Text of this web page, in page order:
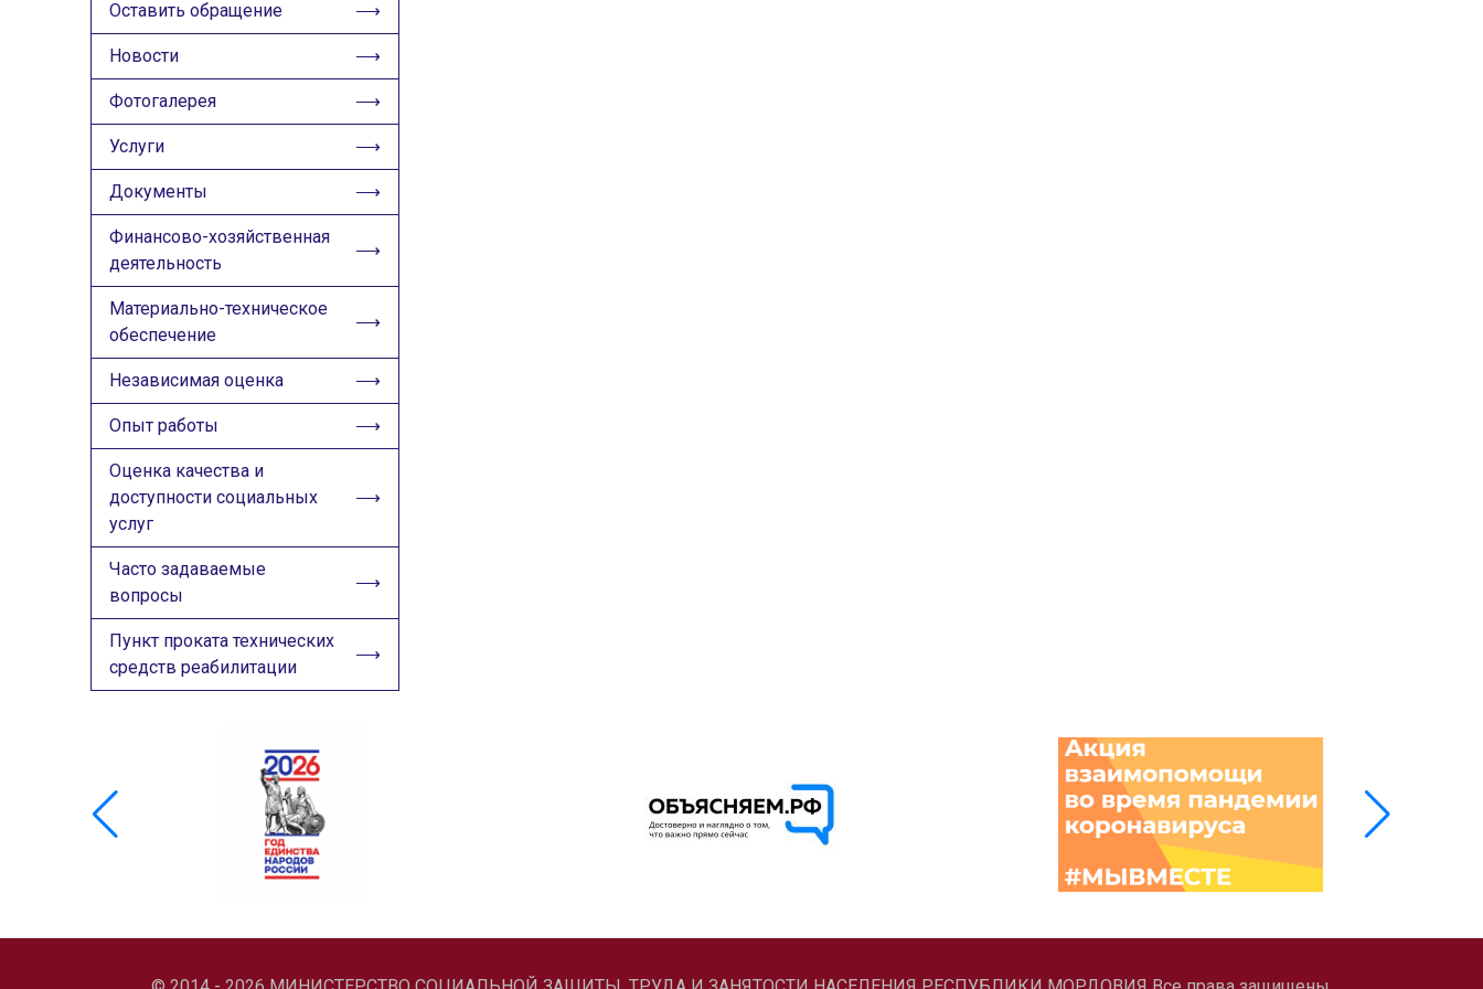
ИЗОБРАЖЕНИЯ
🔊 Включить озвучивание
Настройки по умолчанию
Оставить обращение
Новости
Фотогалерея
Услуги
Документы
Финансово-хозяйственная
деятельность
Материально-техническое
обеспечение
Независимая оценка
Опыт работы
Оценка качества и
доступности социальных
услуг
Часто задаваемые
вопросы
Пункт проката технических
средств реабилитации